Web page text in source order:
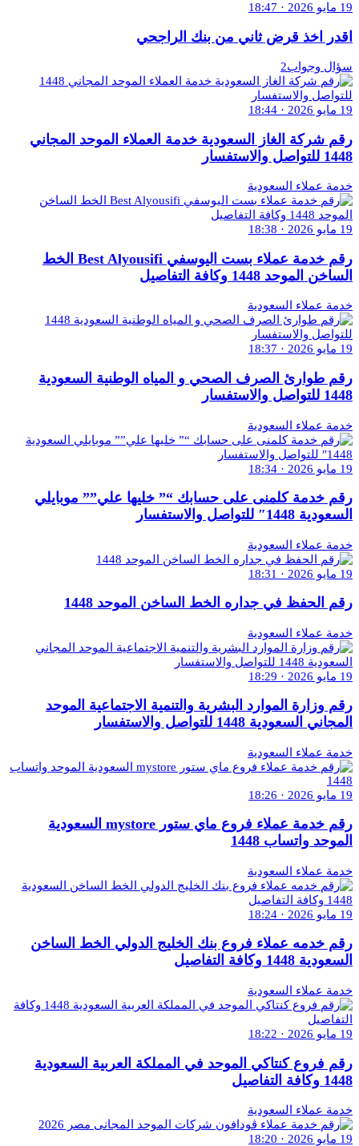
19 مايو 2026 · 18:47
اقدر اخذ قرض ثاني من بنك الراجحي
سؤال وجواب2
19 مايو 2026 · 18:44
رقم شركة الغاز السعودية خدمة العملاء الموحد المجاني
1448 للتواصل والاستفسار
خدمة عملاء السعودية
19 مايو 2026 · 18:38
رقم خدمة عملاء بست اليوسفي Best Alyousifi الخط
الساخن الموحد 1448 وكافة التفاصيل
خدمة عملاء السعودية
19 مايو 2026 · 18:37
رقم طوارئ الصرف الصحي و المياه الوطنية السعودية
1448 للتواصل والاستفسار
خدمة عملاء السعودية
19 مايو 2026 · 18:34
رقم خدمة كلمنى على حسابك “” خليها علي”” موبايلي
السعودية 1448″ للتواصل والاستفسار
خدمة عملاء السعودية
19 مايو 2026 · 18:31
رقم الحفظ في جداره الخط الساخن الموحد 1448
خدمة عملاء السعودية
19 مايو 2026 · 18:29
رقم وزارة الموارد البشرية والتنمية الاجتماعية الموحد
المجاني السعودية 1448 للتواصل والاستفسار
خدمة عملاء السعودية
19 مايو 2026 · 18:26
رقم خدمة عملاء فروع ماي ستور mystore السعودية
الموحد واتساب 1448
خدمة عملاء السعودية
19 مايو 2026 · 18:24
رقم خدمه عملاء فروع بنك الخليج الدولي الخط الساخن
السعودية 1448 وكافة التفاصيل
خدمة عملاء السعودية
19 مايو 2026 · 18:22
رقم فروع كنتاكي الموحد في المملكة العربية السعودية
1448 وكافة التفاصيل
خدمة عملاء السعودية
19 مايو 2026 · 18:20